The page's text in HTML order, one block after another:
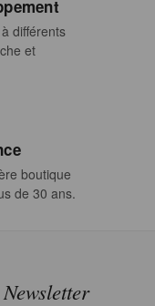
différents
et
boutique
de 30 ans.